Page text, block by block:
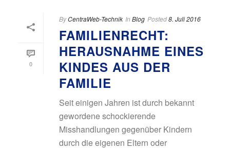
0
ByCentraWeb-Technik In Blog Posted8. Juli 2016
FAMILIENRECHT:
HERAUSNAHME EINES
KINDES AUS DER
FAMILIE
Seit einigen Jahren ist durch bekannt
gewordene schockierende
Misshandlungen gegenüber Kindern
durch die eigenen Eltern oder